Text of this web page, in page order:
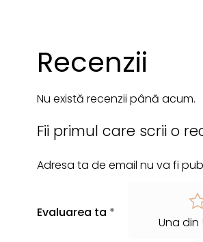
Recenzii
Nu există recenzii până acum.
Fii primul care scrii o
Adresa ta de email nu va fi
Evaluarea ta *
Una din